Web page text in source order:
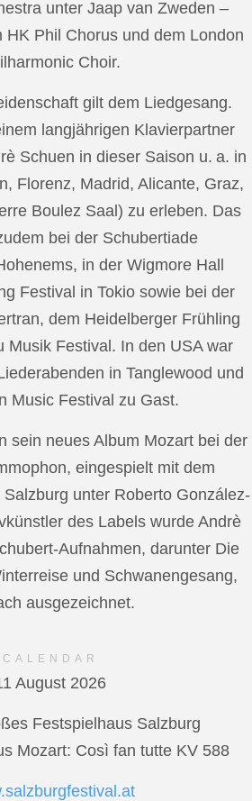
unter Jaap van Zweden –
HK Phil Chorus und dem London
Choir.
gilt dem Liedgesang.
langjährigen Klavierpartner
Schuen in dieser Saison u. a. in
Florenz, Madrid, Alicante, Graz,
Boulez Saal) zu erleben. Das
bei der Schubertiade
in der Wigmore Hall
Festival in Tokio sowie bei der
dem Heidelberger Frühling
Musik Festival. In den USA war
in Tanglewood und
Music Festival zu Gast.
sein neues Album Mozart bei der
eingespielt mit dem
unter Roberto González-
des Labels wurde Andrè
Aufnahmen, darunter Die
und Schwanengesang,
ausgezeichnet.
CALENDAR
August 2026
Festspielhaus Salzburg
Mozart: Così fan tutte KV 588